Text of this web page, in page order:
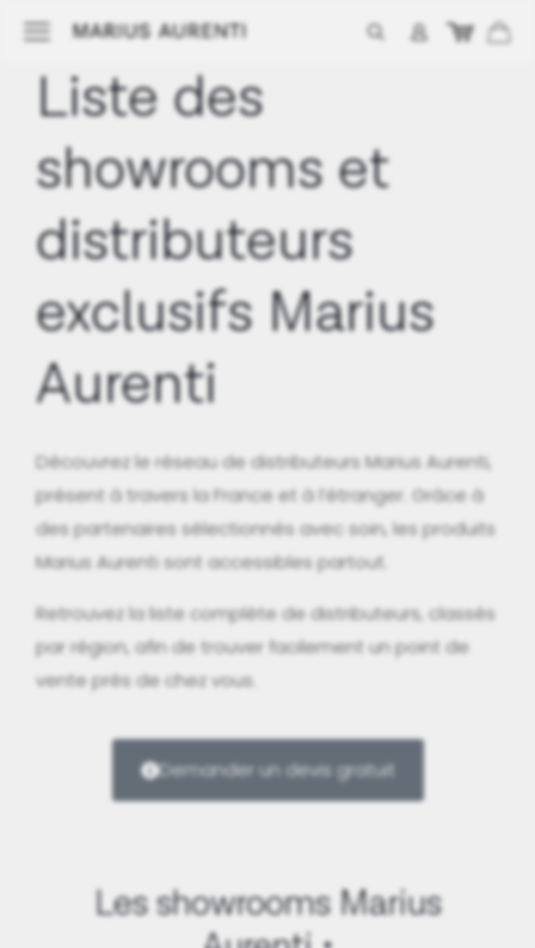
Liste des
showrooms et
distributeurs
exclusifs Marius
Aurenti
Découvrez le réseau de distributeurs Marius Aurenti,
présent à travers la France et à l’étranger. Grâce à
des partenaires sélectionnés avec soin, les produits
Marius Aurenti sont accessibles partout.
Retrouvez la liste complète de distributeurs, classés
par région, afin de trouver facilement un point de
vente près de chez vous.
Demander un devis gratuit
Les showrooms Marius